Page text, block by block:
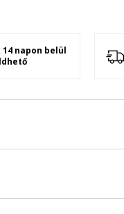
napon belül